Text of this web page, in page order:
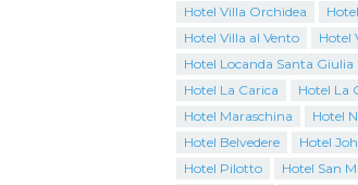
Hotel Villa Orchidea
Hotel Villa al Vento
Hotel
Hotel Locanda Santa Giulia
Hotel La Carica
Hotel La
Hotel Maraschina
Hotel
Hotel Belvedere
Hotel
Hotel Pilotto
Hotel San